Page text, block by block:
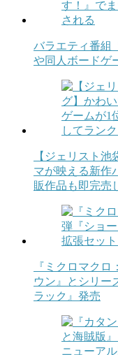
バラエティ番組
や同人ボードゲ
【ジェリスト
マが映える新作
販作品も即完売
『ミクロマク
ウン』とシリー
ラック』発売